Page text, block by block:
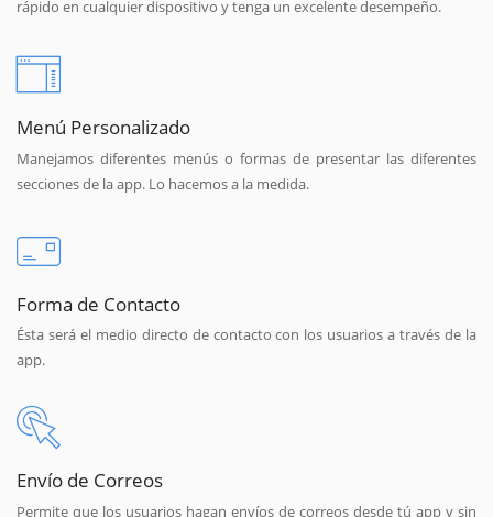
rápido en cualquier dispositivo y tenga un excelente desempeño.
Menú Personalizado
Manejamos diferentes menús o formas de presentar las diferentes
secciones de la app. Lo hacemos a la medida.
Forma de Contacto
Ésta será el medio directo de contacto con los usuarios a través de la
app.
Envío de Correos
Permite que los usuarios hagan envíos de correos desde tú app y sin